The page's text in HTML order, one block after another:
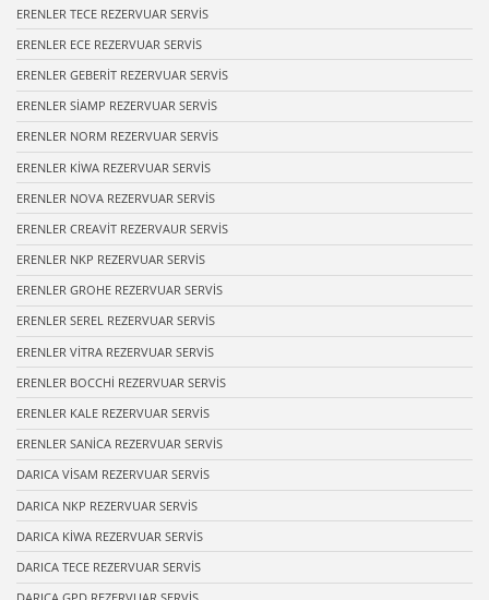
ERENLER TECE REZERVUAR SERVİS
ERENLER ECE REZERVUAR SERVİS
ERENLER GEBERİT REZERVUAR SERVİS
ERENLER SİAMP REZERVUAR SERVİS
ERENLER NORM REZERVUAR SERVİS
ERENLER KİWA REZERVUAR SERVİS
ERENLER NOVA REZERVUAR SERVİS
ERENLER CREAVİT REZERVAUR SERVİS
ERENLER NKP REZERVUAR SERVİS
ERENLER GROHE REZERVUAR SERVİS
ERENLER SEREL REZERVUAR SERVİS
ERENLER VİTRA REZERVUAR SERVİS
ERENLER BOCCHİ REZERVUAR SERVİS
ERENLER KALE REZERVUAR SERVİS
ERENLER SANİCA REZERVUAR SERVİS
DARICA VİSAM REZERVUAR SERVİS
DARICA NKP REZERVUAR SERVİS
DARICA KİWA REZERVUAR SERVİS
DARICA TECE REZERVUAR SERVİS